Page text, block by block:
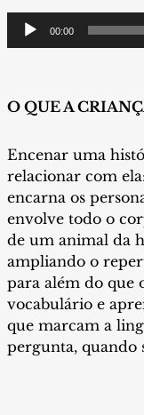
Tocador
de
00:00
O QUE A
Encenar uma
relacionar com
encarna os
envolve todo o
de um animal da
ampliando o
para além do que
vocabulário e
que marcam a
pergunta, quando